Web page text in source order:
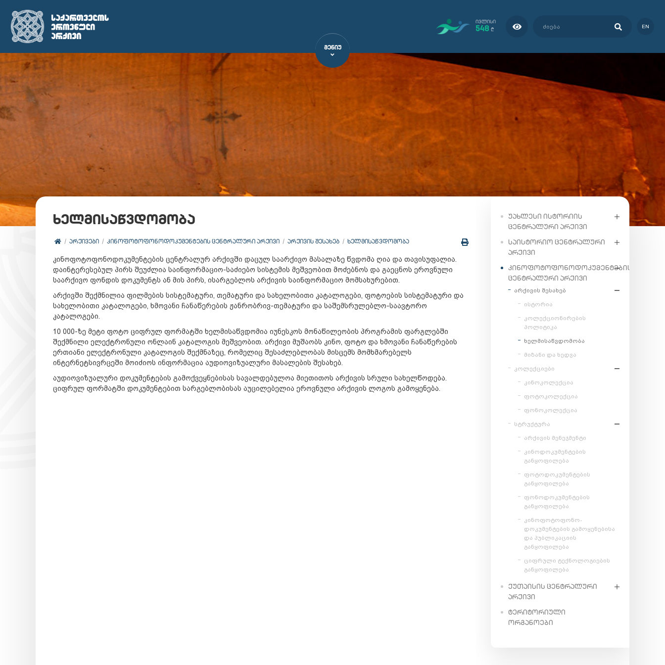
ᲘᲕᲚᲘᲡᲘ
548 ₾ EN
ᲛᲔᲜᲘᲣ
ხელმისაწვდომობა
ᲐᲠᲥᲘᲕᲔᲑᲘ ᲙᲘᲜᲝᲤᲝᲢᲝᲤᲝᲜᲝᲓᲝᲙᲣᲛᲔᲜᲢᲔᲑᲘᲡ ᲪᲔᲜᲢᲠᲐᲚᲣᲠᲘ ᲐᲠᲥᲘᲕᲘ ᲐᲠᲥᲘᲕᲘᲡ ᲨᲔᲡᲐᲮᲔᲑ ᲮᲔᲚᲛᲘᲡᲐᲬᲕᲓᲝᲛᲝᲑᲐ
კინოფოტოფონოდოკუმენტების ცენტრალურ არქივში დაცულ საარქივო მასალაზე წვდომა ღია და თავისუფალია.
დაინტერესებულ პირს შეუძლია საინფორმაციო-საძიებო სისტემის მეშვეობით მოძებნოს და გაეცნოს ეროვნული
საარქივო ფონდის დოკუმენტს ან მის პირს, ისარგებლოს არქივის საინფორმაციო მომსახურებით.
არქივში შექმნილია ფილმების სისტემატური, თემატური და სახელობითი კატალოგები, ფოტოების სისტემატური და
სახელობითი კატალოგები, ხმოვანი ჩანაწერების ჟანრობრივ-თემატური და საშემსრულებლო-საავტორო
კატალოგები.
10 000-ზე მეტი ფოტო ციფრულ ფორმატში ხელმისაწვდომია იუნესკოს მონაწილეობის პროგრამის ფარგლებში
შექმნილი ელექტრონული ონლაინ კატალოგის მეშვეობით. არქივი მუშაობს კინო, ფოტო და ხმოვანი ჩანაწერების
ერთიანი ელექტრონული კატალოგის შექმნაზეც, რომელიც შესაძლებლობას მისცემს მომხმარებელს
ინტერნეტსივრცეში მოიძიოს ინფორმაცია აუდიოვიზუალური მასალების შესახებ.
აუდიოვიზუალური დოკუმენტების გამოქვეყნებისას სავალდებულოა მიეთითოს არქივის სრული სახელწოდება.
ციფრულ ფორმატში დოკუმენტებით სარგებლობისას აუცილებელია ეროვნული არქივის ლოგოს გამოყენება.
ᲣᲐᲮᲚᲔᲡᲘ ᲘᲡᲢᲝᲠᲘᲘᲡ
ᲪᲔᲜᲢᲠᲐᲚᲣᲠᲘ ᲐᲠᲥᲘᲕᲘ
ᲡᲐᲘᲡᲢᲝᲠᲘᲝ ᲪᲔᲜᲢᲠᲐᲚᲣᲠᲘ
ᲐᲠᲥᲘᲕᲘ
ᲙᲘᲜᲝᲤᲝᲢᲝᲤᲝᲜᲝᲓᲝᲙᲣᲛᲔᲜᲢᲔᲑᲘᲡ
ᲪᲔᲜᲢᲠᲐᲚᲣᲠᲘ ᲐᲠᲥᲘᲕᲘ
არქივის შესახებ
ისტორია
კოლექციონირების
პოლიტიკა
ხელმისაწვდომობა
მიზანი და ხედვა
კოლექციები
კინოკოლექცია
ფოტოკოლექცია
ფონოკოლექცია
სტრუქტურა
არქივის მენეჯმენტი
კინოდოკუმენტების
განყოფილება
ფოტოდოკუმენტების
განყოფილება
ფონოდოკუმენტების
განყოფილება
კინოფოტოფონო-
დოკუმენტების გამოყენებისა
და პუბლიკაციის
განყოფილება
ციფრული ტექნოლოგიების
განყოფილება
ᲥᲣᲗᲐᲘᲡᲘᲡ ᲪᲔᲜᲢᲠᲐᲚᲣᲠᲘ
ᲐᲠᲥᲘᲕᲘ
ᲢᲔᲠᲘᲢᲝᲠᲘᲣᲚᲘ
ᲝᲠᲒᲐᲜᲝᲔᲑᲘ